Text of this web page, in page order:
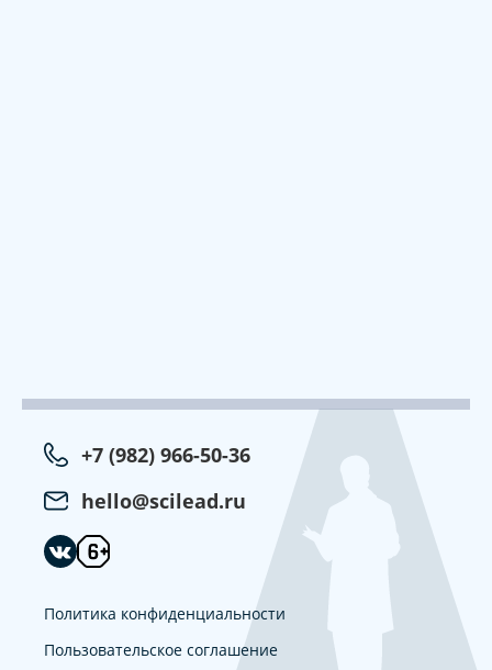
+7 (982) 966-50-36
hello@scilead.ru
Политика конфиденциальности
Пользовательское соглашение